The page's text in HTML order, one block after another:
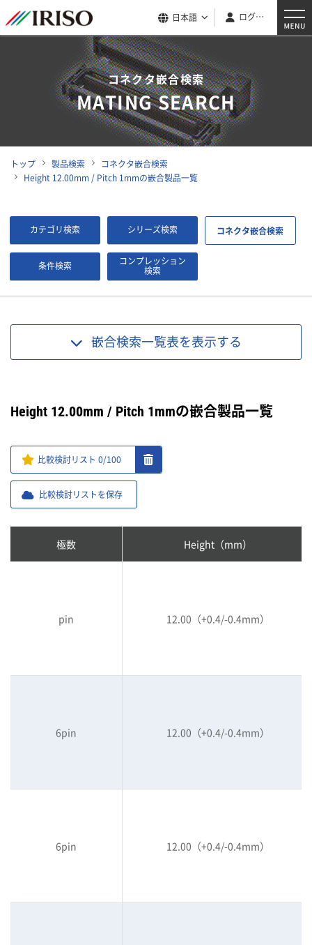
日本語 ログイン
コネクタ嵌合検索
MATING SEARCH
トップ 製品検索
コネクタ嵌合検索
Height 12.00mm / Pitch 1mmの嵌合製品一覧
カテゴリ検索 シリーズ検索 コネクタ嵌合検索
条件検索 コンプレッション
検索
嵌合検索一覧表を表示する
Height 12.00mm / Pitch 1mmの嵌合製品一覧
比較検討リスト 0/100
比較検討リストを保存
極数 Height（mm）
pin 12.00（+0.4/-0.4mm）
6pin 12.00（+0.4/-0.4mm）
6pin 12.00（+0.4/-0.4mm）